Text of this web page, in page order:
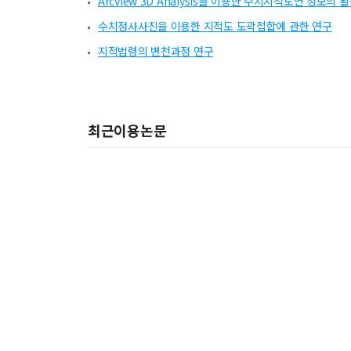
수치정사사진을 이용한 지적도 도곽접합에 관한 연구
지적법령의 변천과정 연구
최근이용논문